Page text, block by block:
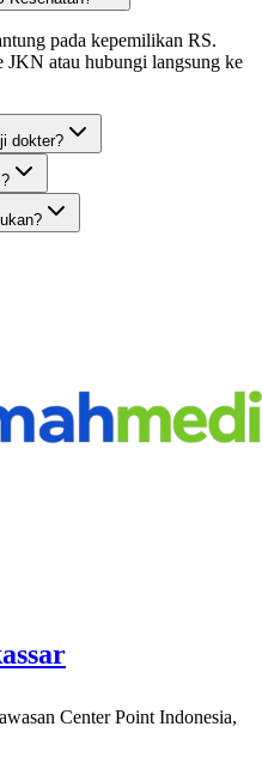
pada kepemilikan RS.
atau hubungi langsung ke
dokter?
Center Point Indonesia,